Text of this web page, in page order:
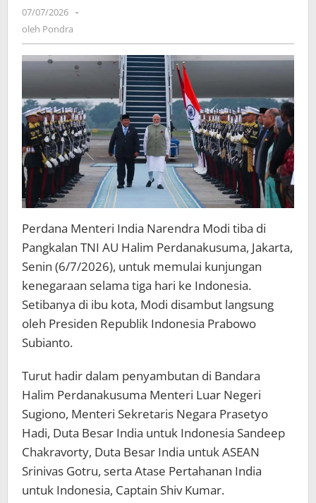
Presiden
Prabowo
07/07/2026 oleh
-
oleh Pondra
Perdana Menteri India Narendra Modi tiba di
Pangkalan TNI AU Halim Perdanakusuma, Jakarta,
Senin (6/7/2026), untuk memulai kunjungan
kenegaraan selama tiga hari ke Indonesia.
Setibanya di ibu kota, Modi disambut langsung
oleh Presiden Republik Indonesia Prabowo
Subianto.
Turut hadir dalam penyambutan di Bandara
Halim Perdanakusuma Menteri Luar Negeri
Sugiono, Menteri Sekretaris Negara Prasetyo
Hadi, Duta Besar India untuk Indonesia Sandeep
Chakravorty, Duta Besar India untuk ASEAN
Srinivas Gotru, serta Atase Pertahanan India
untuk Indonesia, Captain Shiv Kumar.